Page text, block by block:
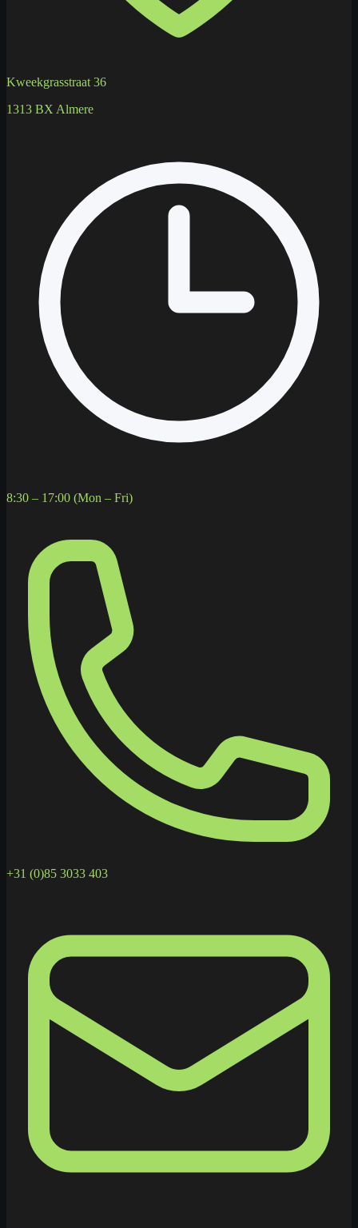
Kweekgrasstraat 36
1313 BX Almere
8:30 – 17:00 (Mon – Fri)
+31 (0)85 3033 403